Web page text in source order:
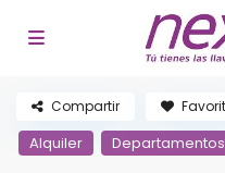
Alquiler Departamentos
Compartir